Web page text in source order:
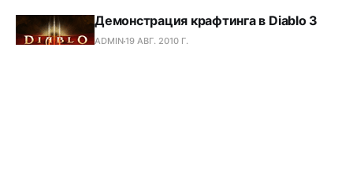
Демонстрация крафтинга в Diablo 3
ADMIN19 АВГ. 2010 Г.